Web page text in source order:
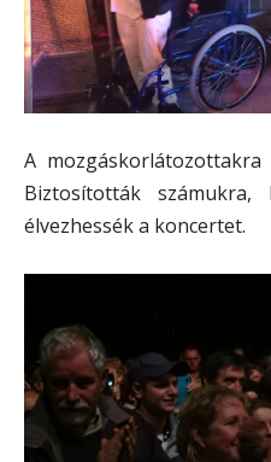
A
Biztosították
élvezhessék a koncertet.